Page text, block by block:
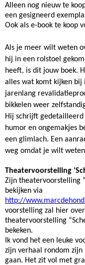
Alleen nog nieuw te
een gesigneerd
Ook als e-book te koop
Als je meer wilt weten
hij in een rolstoel
heeft, is dit jouw boek.
alles wat komt kijken bij
jarenlang
bikkelen weer
Hij schrijft
humor en ongemakjes
een glimlach. Een
weg omdat je wilt
Theatervoorstelling
Zijn theatervoorstelling
bekijken via
http://
voorstelling zal hier
theatervoorstelling
bekeken.
Ik vond het een leuke
zijn verhaal rondom
gaan. Het zit vol met